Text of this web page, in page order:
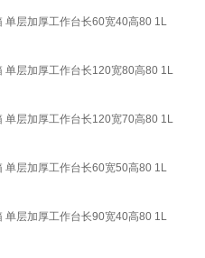
单层加厚工作台长60宽40高80 1L
单层加厚工作台长120宽80高80 1L
单层加厚工作台长120宽70高80 1L
单层加厚工作台长60宽50高80 1L
单层加厚工作台长90宽40高80 1L